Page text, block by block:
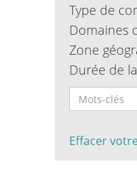
Type de
Domaines
Zone
Durée de
Effacer